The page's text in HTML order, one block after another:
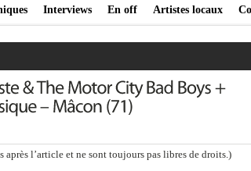
Interviews En off Artistes locaux
après l’article et ne sont toujours pas libres de droits.)